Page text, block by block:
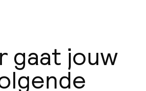
gaat jouw